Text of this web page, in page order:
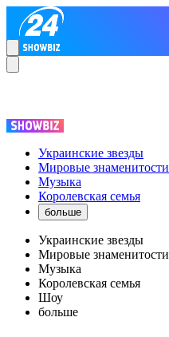
Украинские звезды
Мировые знаменитости
Музыка
Королевская семья
больше
Украинские звезды
Мировые знаменитости
Музыка
Королевская семья
Шоу
больше